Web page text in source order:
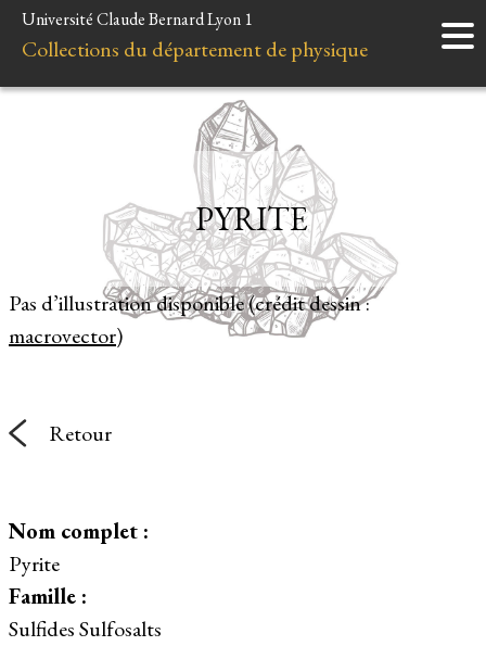
Accueil
Instruments
Liens et ressources
Université Claude Bernard Lyon 1
Collections du département de physique
Pas d’illustration disponible (crédit dessin :
macrovector)
PYRITE
Retour
Nom complet :
Pyrite
Famille :
Sulfides Sulfosalts